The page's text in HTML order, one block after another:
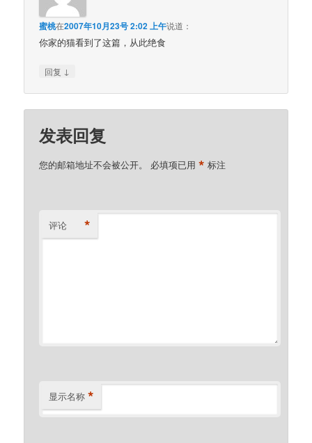
蜜桃在2007年10月23号 2:02 上午说道：
你家的猫看到了这篇，从此绝食
回复 ↓
发表回复
您的邮箱地址不会被公开。 必填项已用* 标注
评论 *
显示名称 *